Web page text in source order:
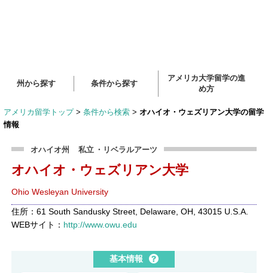
州から探す 条件から探す
アメリカ大学留学の進
め方
アメリカ留学トップ > 条件から検索 > オハイオ・ウェズリアン大学の留学
情報
オハイオ州 私立 ・リベラルアーツ
オハイオ・ウェズリアン大学
Ohio Wesleyan University
住所：61 South Sandusky Street, Delaware, OH, 43015 U.S.A.
WEBサイト： http://www.owu.edu
基本情報